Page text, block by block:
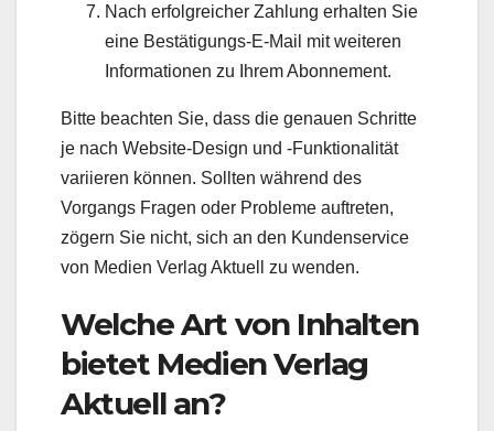
Nach erfolgreicher Zahlung erhalten Sie
eine Bestätigungs-E-Mail mit weiteren
Informationen zu Ihrem Abonnement.
Bitte beachten Sie, dass die genauen Schritte
je nach Website-Design und -Funktionalität
variieren können. Sollten während des
Vorgangs Fragen oder Probleme auftreten,
zögern Sie nicht, sich an den Kundenservice
von Medien Verlag Aktuell zu wenden.
Welche Art von Inhalten
bietet Medien Verlag
Aktuell an?